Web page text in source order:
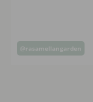
Opslag
@rasamellangarden